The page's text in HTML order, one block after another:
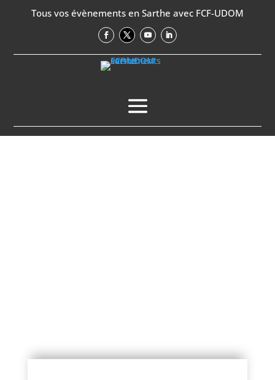
Tous vos évènements en Sarthe avec FCF-UDOM